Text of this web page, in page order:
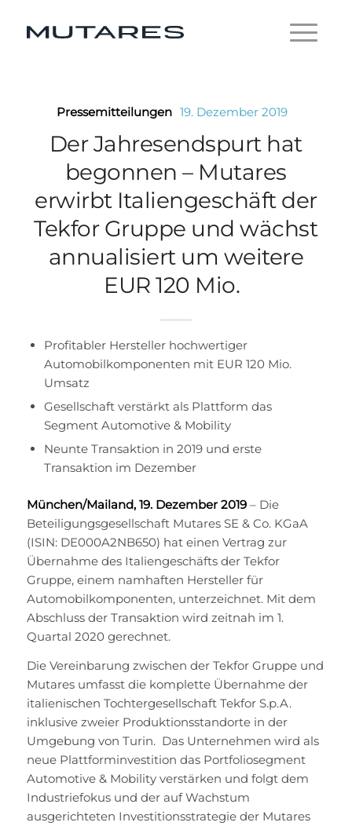
Pressemitteilungen 19. Dezember 2019
Der Jahresendspurt hat
begonnen – Mutares
erwirbt Italiengeschäft der
Tekfor Gruppe und wächst
annualisiert um weitere
EUR 120 Mio.
Profitabler Hersteller hochwertiger
Automobilkomponenten mit EUR 120 Mio.
Umsatz
Gesellschaft verstärkt als Plattform das
Segment Automotive & Mobility
Neunte Transaktion in 2019 und erste
Transaktion im Dezember
München/Mailand, 19. Dezember 2019– Die
Beteiligungsgesellschaft Mutares SE & Co. KGaA
(ISIN: DE000A2NB650) hat einen Vertrag zur
Übernahme des Italiengeschäfts der Tekfor
Gruppe, einem namhaften Hersteller für
Automobilkomponenten, unterzeichnet. Mit dem
Abschluss der Transaktion wird zeitnah im 1.
Quartal 2020 gerechnet.
Die Vereinbarung zwischen der Tekfor Gruppe und
Mutares umfasst die komplette Übernahme der
italienischen Tochtergesellschaft Tekfor S.p.A.
inklusive zweier Produktionsstandorte in der
Umgebung von Turin. Das Unternehmen wird als
neue Plattforminvestition das Portfoliosegment
Automotive & Mobility verstärken und folgt dem
Industriefokus und der auf Wachstum
ausgerichteten Investitionsstrategie der Mutares